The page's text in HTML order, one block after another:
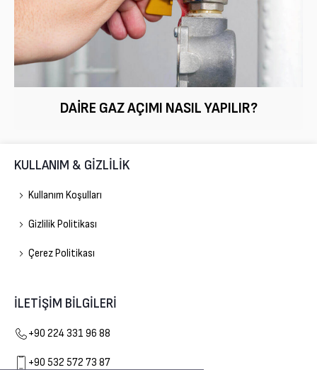
DAIRE GAZ AÇIMI NASIL YAPILIR?
KULLANIM & GİZLİLİK
Kullanım Koşulları
Gizlilik Politikası
Çerez Politikası
İLETİŞİM BİLGİLERİ
+90 224 331 96 88
+90 532 572 73 87
Gelişim Doğalgaz